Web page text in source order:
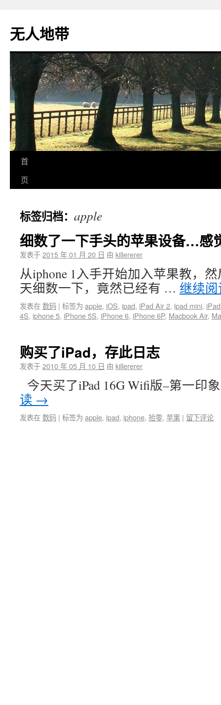
无人地带
首
页
标签归档： apple
细数了一下手头的苹果设备…
发表于2015 年 01 月 20 日 由 killererer
从iphone 1入手开始加入苹果教，
天细数一下，竟然已经有 … 继续
发表在数码 | 标签为 apple, iOS, ipad, iPad Air 2, ipad mini,
4S, iphone 5, iPhone 5S, iPhone 6, iPhone 6P, Macbook Air,
购买了iPad，存此日志
发表于2010 年 05 月 10 日 由 killererer
今天买了iPad 16G Wifi版–第一印
读 →
发表在数码 | 标签为 apple, ipad, iphone, 拾零, 苹果 | 留下评论